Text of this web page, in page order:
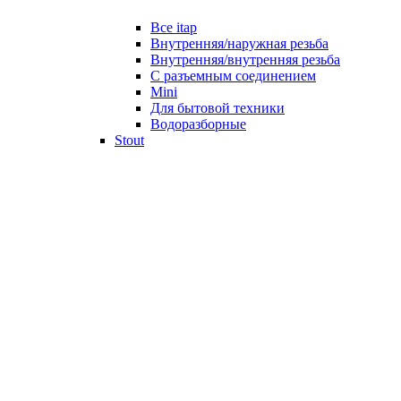
Все itap
Внутренняя/наружная резьба
Внутренняя/внутренняя резьба
С разъемным соединением
Mini
Для бытовой техники
Водоразборные
Stout